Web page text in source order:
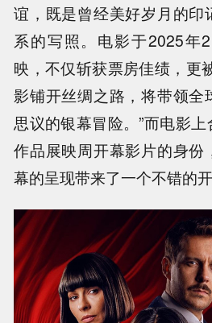
谊，既是曾经美好岁月的印
系的写照。电影于2025年
映，不仅斩获票房佳绩，更
影铺开丝绸之路，将带领全
思议的银幕冒险。”而电影
作品展映周开幕影片的身份
幕的呈现带来了一个不错的开